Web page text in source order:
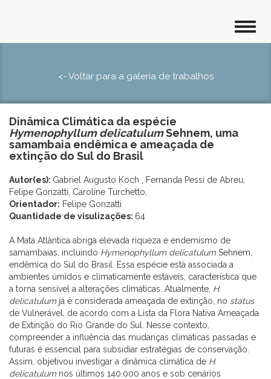
<- Voltar para a galeria de trabalhos
Dinâmica Climática da espécie
Hymenophyllum delicatulumSehnem, uma
samambaia endêmica e ameaçada de
extinção do Sul do Brasil
Autor(es): Gabriel Augusto Koch , Fernanda Pessi de Abreu,
Felipe Gonzatti, Caroline Turchetto,
Orientador: Felipe Gonzatti
Quantidade de visulizações: 64
A Mata Atlântica abriga elevada riqueza e endemismo de
samambaias, incluindo Hymenophyllum delicatulumSehnem,
endêmica do Sul do Brasil. Essa espécie está associada a
ambientes úmidos e climaticamente estáveis, característica que
a torna sensível a alterações climáticas. Atualmente, H.
delicatulumjá é considerada ameaçada de extinção, no status
de Vulnerável, de acordo com a Lista da Flora Nativa Ameaçada
de Extinção do Rio Grande do Sul. Nesse contexto,
compreender a influência das mudanças climáticas passadas e
futuras é essencial para subsidiar estratégias de conservação.
Assim, objetivou investigar a dinâmica climática de H.
delicatulumnos últimos 140.000 anos e sob cenários